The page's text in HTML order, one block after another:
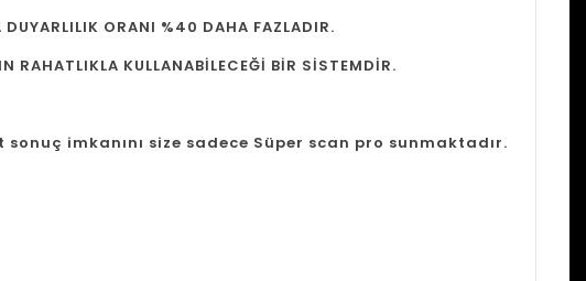
DUYARLILIK ORANI %40 DAHA FAZLADIR.
RAHATLIKLA KULLANABİLECEĞİ BİR SİSTEMDİR.
sonuç imkanını size sadece Süper scan pro sunmaktadır.